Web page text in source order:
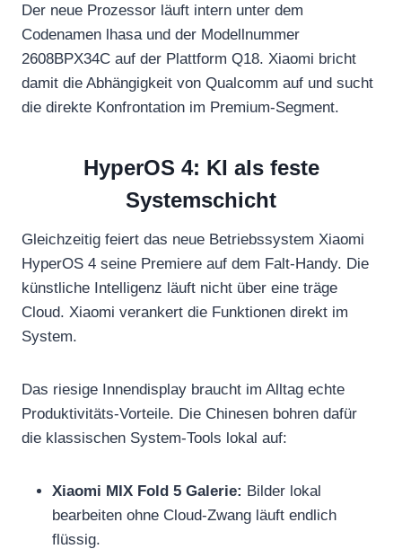
Der neue Prozessor läuft intern unter dem
Codenamen lhasa und der Modellnummer
2608BPX34C auf der Plattform Q18. Xiaomi bricht
damit die Abhängigkeit von Qualcomm auf und sucht
die direkte Konfrontation im Premium-Segment.
HyperOS 4: KI als feste
Systemschicht
Gleichzeitig feiert das neue Betriebssystem Xiaomi
HyperOS 4 seine Premiere auf dem Falt-Handy. Die
künstliche Intelligenz läuft nicht über eine träge
Cloud. Xiaomi verankert die Funktionen direkt im
System.
Das riesige Innendisplay braucht im Alltag echte
Produktivitäts-Vorteile. Die Chinesen bohren dafür
die klassischen System-Tools lokal auf:
Xiaomi MIX Fold 5 Galerie: Bilder lokal
bearbeiten ohne Cloud-Zwang läuft endlich
flüssig.